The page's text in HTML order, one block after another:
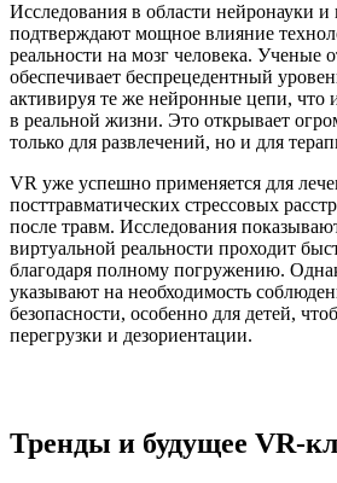
Исследования в области нейронауки и
подтверждают мощное влияние
реальности на мозг человека. Ученые
обеспечивает беспрецедентный
активируя те же нейронные цепи, что
в реальной жизни. Это открывает
только для развлечений, но и для
VR уже успешно применяется для
посттравматических стрессовых
после травм. Исследования
виртуальной реальности проходит
благодаря полному погружению.
указывают на необходимость
безопасности, особенно для детей,
перегрузки и дезориентации.
Тренды и будущее VR-